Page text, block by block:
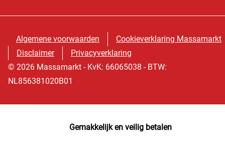
Algemene voorwaarden
Cookieverklaring Massamarkt
Disclaimer
Privacyverklaring
© 2026 Massamarkt - KvK: 66065038 - BTW:
NL856381020B01
Gemakkelijk en veilig betalen